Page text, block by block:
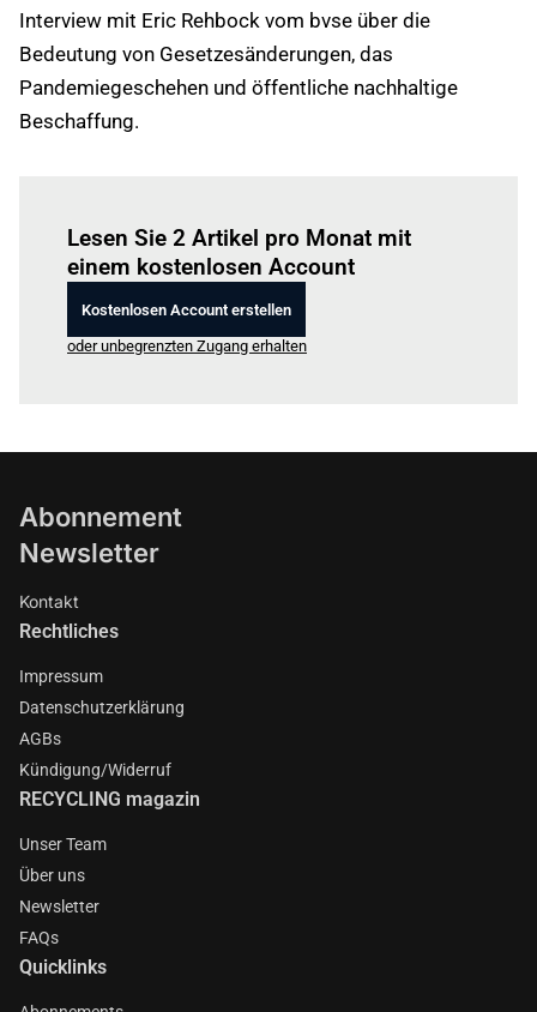
Interview mit Eric Rehbock vom bvse über die
Bedeutung von Gesetzesänderungen, das
Pandemiegeschehen und öffentliche nachhaltige
Beschaffung.
Lesen Sie 2 Artikel pro Monat mit
einem kostenlosen Account
Kostenlosen Account erstellen
oder unbegrenzten Zugang erhalten
Abonnement
Newsletter
Kontakt
Rechtliches
Impressum
Datenschutzerklärung
AGBs
Kündigung/Widerruf
RECYCLING magazin
Unser Team
Über uns
Newsletter
FAQs
Quicklinks